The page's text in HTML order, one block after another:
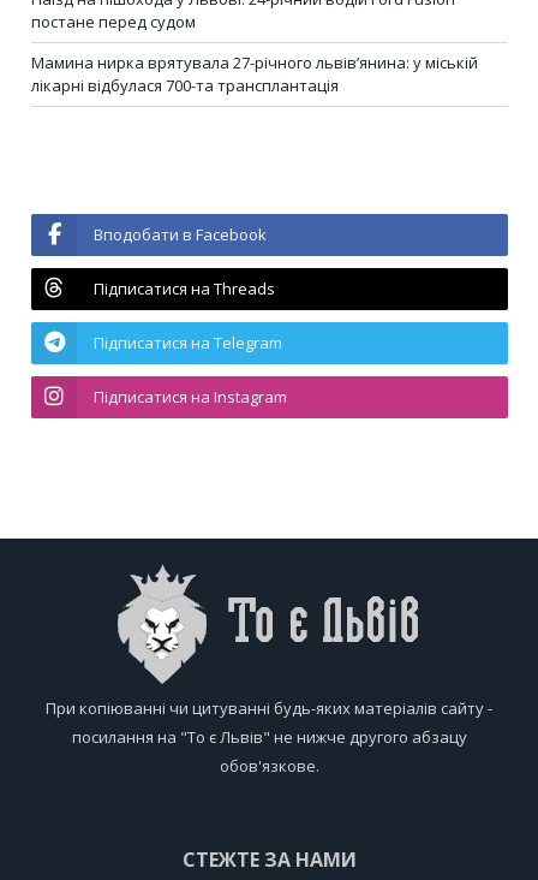
постане перед судом
Мамина нирка врятувала 27-річного львів’янина: у міській
лікарні відбулася 700-та трансплантація
Вподобати в Facebook
Підписатися на Threads
Підписатися на Telegram
Підписатися на Instagram
При копіюванні чи цитуванні будь-яких матеріалів сайту -
посилання на "То є Львів" не нижче другого абзацу
обов'язкове.
СТЕЖТЕ ЗА НАМИ